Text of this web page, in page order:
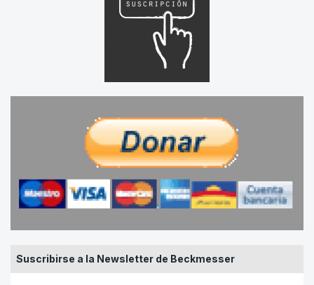
Suscribirse a la Newsletter de Beckmesser